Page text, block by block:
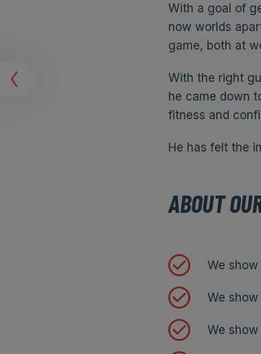
With a goal of
now worlds
game, both at
With the right
he came down
fitness and
He has felt the
ABOUT
We
We show
We